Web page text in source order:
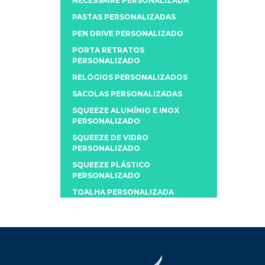
PASTAS PERSONALIZADAS
PEN DRIVE PERSONALIZADO
PORTA RETRATOS
PERSONALIZADO
RELÓGIOS PERSONALIZADOS
SACOLAS PERSONALIZADAS
SQUEEZE ALUMÍNIO E INOX
PERSONALIZADO
SQUEEZE DE VIDRO
PERSONALIZADO
SQUEEZE PLÁSTICO
PERSONALIZADO
TOALHA PERSONALIZADA